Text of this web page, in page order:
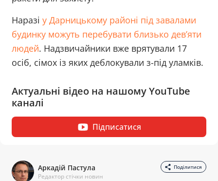
Наразі у Дарницькому районі під завалами
будинку можуть перебувати близько девʼяти
людей. Надзвичайники вже врятували 17
осіб, сімох із яких деблокували з-під уламків.
Актуальні відео на нашому YouTube
каналі
Підписатися
Аркадій Пастула
Редактор стічки новин
Поділитися